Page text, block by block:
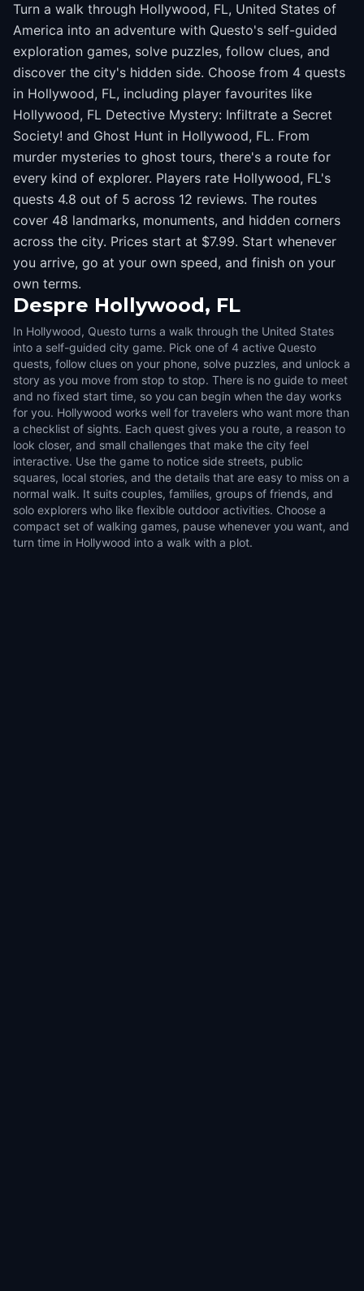
Turn a walk through Hollywood, FL, United States of
America into an adventure with Questo's self-guided
exploration games, solve puzzles, follow clues, and
discover the city's hidden side. Choose from 4 quests
in Hollywood, FL, including player favourites like
Hollywood, FL Detective Mystery: Infiltrate a Secret
Society! and Ghost Hunt in Hollywood, FL. From
murder mysteries to ghost tours, there's a route for
every kind of explorer. Players rate Hollywood, FL's
quests 4.8 out of 5 across 12 reviews. The routes
cover 48 landmarks, monuments, and hidden corners
across the city. Prices start at $7.99. Start whenever
you arrive, go at your own speed, and finish on your
own terms.
Despre Hollywood, FL
In Hollywood, Questo turns a walk through the United States
into a self-guided city game. Pick one of 4 active Questo
quests, follow clues on your phone, solve puzzles, and unlock a
story as you move from stop to stop. There is no guide to meet
and no fixed start time, so you can begin when the day works
for you. Hollywood works well for travelers who want more than
a checklist of sights. Each quest gives you a route, a reason to
look closer, and small challenges that make the city feel
interactive. Use the game to notice side streets, public
squares, local stories, and the details that are easy to miss on a
normal walk. It suits couples, families, groups of friends, and
solo explorers who like flexible outdoor activities. Choose a
compact set of walking games, pause whenever you want, and
turn time in Hollywood into a walk with a plot.